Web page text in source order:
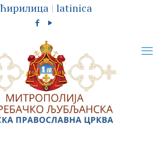
ћирилица | latinica